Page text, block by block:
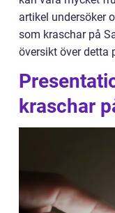
artikel undersöker
som kraschar på
översikt över detta
kraschar